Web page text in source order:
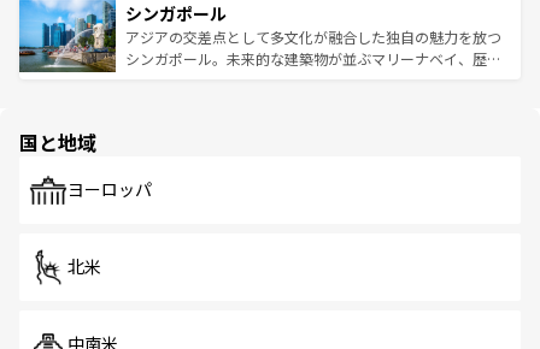
参照してほしい。
激する。気候は一年中温暖で、どの季節にも異なる楽しみ
が待っている。親しみやすいタイの人々、仏教を中心とし
た文化、そして多様な観光資源が、訪れる旅人を魅了し続
み、どこを訪れても感動するはず。観光スポットが密集し
ており、効率よく見どころを回れるのも魅力。息をのむよ
うな絶景から文化的な体験まで、香港を存分に楽しみ尽く
シンガポール
アジアの交差点として多文化が融合した独自の魅力を放つ
シンガポール。未来的な建築物が並ぶマリーナベイ、歴史
で、ホーカーズは地元の風情を楽しめる外せないスポット
国と地域
ヨーロッパ
北米
中南米